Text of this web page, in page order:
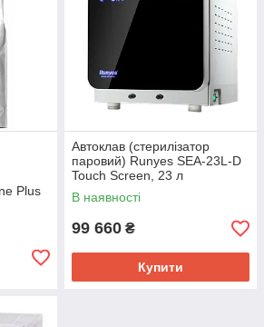
Plus
Автоклав (стерилізатор
паровий) Runyes SEA-23L-D
Touch Screen, 23 л
В наявності
99 660 ₴
Купити